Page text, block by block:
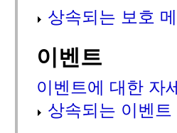
상속되는 보호
이벤트
이벤트에 대한 자
상속되는 이벤트